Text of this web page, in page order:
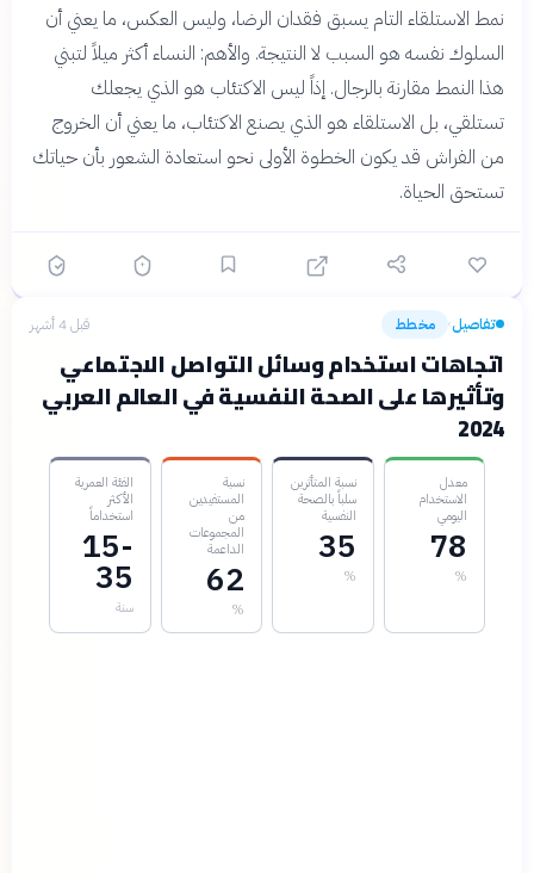
نمط الاستلقاء التام يسبق فقدان الرضا، وليس العكس، ما يعني أن
السلوك نفسه هو السبب لا النتيجة. والأهم: النساء أكثر ميلاً لتبني
هذا النمط مقارنة بالرجال. إذاً ليس الاكتئاب هو الذي يجعلك
تستلقي، بل الاستلقاء هو الذي يصنع الاكتئاب، ما يعني أن الخروج
من الفراش قد يكون الخطوة الأولى نحو استعادة الشعور بأن حياتك
تستحق الحياة.
تفاصيل› مخطط قبل 4 أشهر
اتجاهات استخدام وسائل التواصل الاجتماعي
وتأثيرها على الصحة النفسية في العالم العربي
2024
معدل
الاستخدام
اليومي
78
%
نسبة المتأثرين
سلباً بالصحة
النفسية
35
%
نسبة
المستفيدين
من
المجموعات
الداعمة
62
%
الفئة العمرية
الأكثر
استخداماً
15-
35
سنة